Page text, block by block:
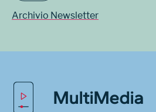
Archivio Newsletter
MultiMedia